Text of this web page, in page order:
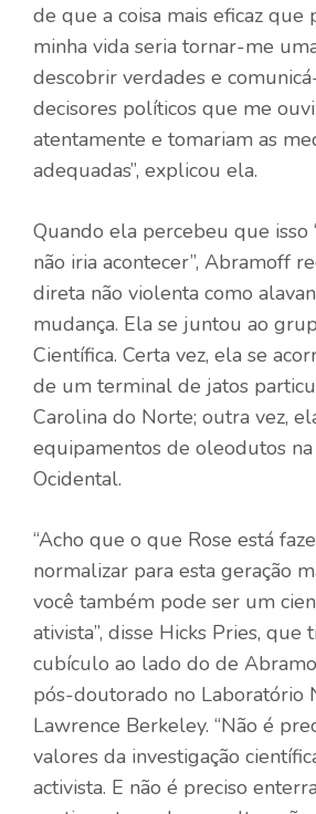
de que a coisa mais eficaz que
minha vida seria tornar-me
descobrir verdades e
decisores políticos que me
atentamente e tomariam as
adequadas”, explicou ela.
Quando ela percebeu que isso
não iria acontecer”, Abramoff
direta não violenta como
mudança. Ela se juntou ao
Científica. Certa vez, ela se
de um terminal de jatos
Carolina do Norte; outra vez,
equipamentos de oleodutos
Ocidental.
“Acho que o que Rose está
normalizar para esta geração
você também pode ser um
ativista”, disse Hicks Pries, que
cubículo ao lado do de
pós-doutorado no Laboratório
Lawrence Berkeley. “Não é
valores da investigação
activista. E não é preciso